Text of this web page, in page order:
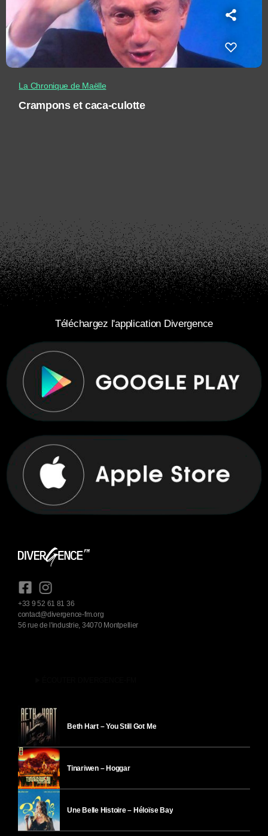
La Chronique de Maëlle
Crampons et caca-culotte
Téléchargez l'application Divergence
+33 9 52 61 81 36
contact@divergence-fm.org
56 rue de l'industrie, 34070 Montpellier
Beth Hart – You Still Got Me
Tinariwen – Hoggar
Une Belle Histoire – Héloïse Bay